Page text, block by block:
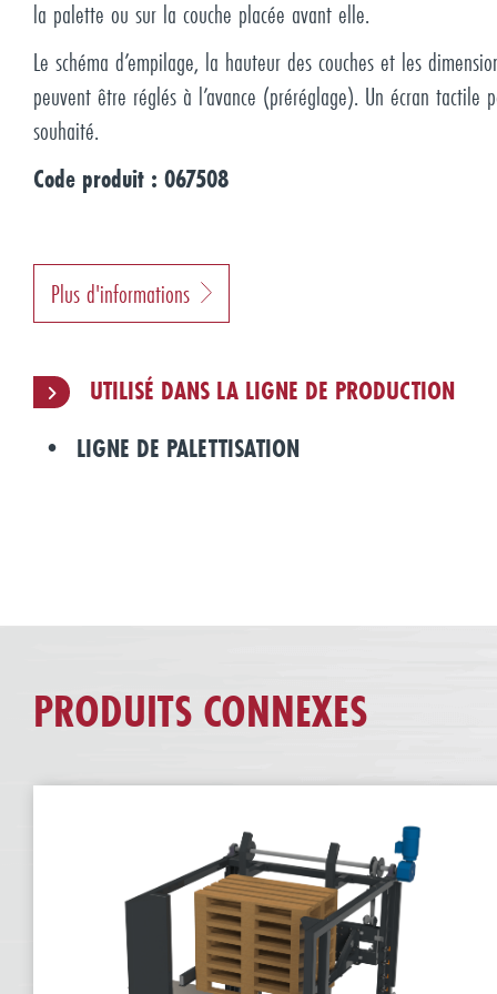
la palette ou sur la couche placée avant elle.
Le schéma d’empilage, la hauteur des couches et les
peuvent être réglés à l’avance (préréglage). Un écran tactile
souhaité.
Code produit : 067508
Plus d'informations
UTILISÉ DANS LA LIGNE DE PRODUCTION
LIGNE DE PALETTISATION
PRODUITS CONNEXES